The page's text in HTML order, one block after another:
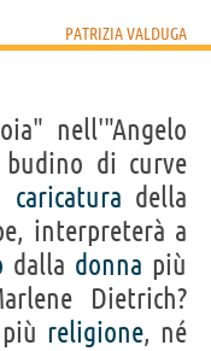
PATRIZIA VALDUGA
nell'"Angelo
di curve
caricatura della
interpreterà a
dalla donna più
Dietrich?
religione, né